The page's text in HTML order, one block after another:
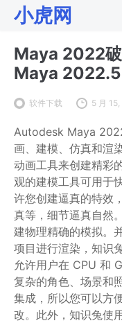
小虎网
Maya 2022
Maya
软件下载 5 月
Autodesk Maya
画、建模、仿真和渲
动画工具来创建精彩
观的建模工具可用于
许您创建逼真的特效
真等，细节逼真自然
建物理精确的模拟。
项目进行渲染，知识
允许用户在 CPU 和
复杂的角色、场景和
集成，所以您可以方
改。此外，知识兔使